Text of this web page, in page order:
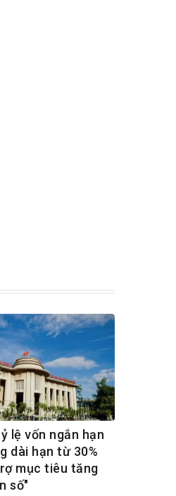
lệ vốn ngắn hạn
dài hạn từ 30%
mục tiêu tăng
số"